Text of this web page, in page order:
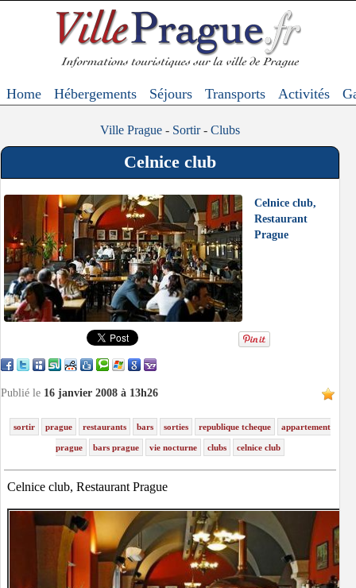
Home Hébergements Séjours Transports Activités
Ville Prague - Sortir - Clubs
Celnice club
Celnice club,
Restaurant
Prague
Publié le 16 janvier 2008 à 13h26
sortir prague restaurants bars sorties republique tcheque appartement
prague bars prague vie nocturne clubs celnice club
Celnice club, Restaurant Prague